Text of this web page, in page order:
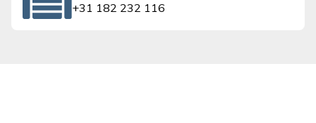
+31 182 232 116